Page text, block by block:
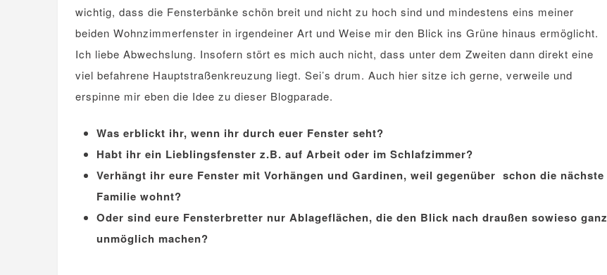
wichtig, dass die Fensterbänke schön breit und nicht zu hoch sind und mindestens eins meiner
beiden Wohnzimmerfenster in irgendeiner Art und Weise mir den Blick ins Grüne hinaus ermöglicht.
Ich liebe Abwechslung. Insofern stört es mich auch nicht, dass unter dem Zweiten dann direkt eine
viel befahrene Hauptstraßenkreuzung liegt. Sei’s drum. Auch hier sitze ich gerne, verweile und
erspinne mir eben die Idee zu dieser Blogparade.
Was erblickt ihr, wenn ihr durch euer Fenster seht?
Habt ihr ein Lieblingsfenster z.B. auf Arbeit oder im Schlafzimmer?
Verhängt ihr eure Fenster mit Vorhängen und Gardinen, weil gegenüber schon die nächste
Familie wohnt?
Oder sind eure Fensterbretter nur Ablageflächen, die den Blick nach draußen sowieso ganz
unmöglich machen?